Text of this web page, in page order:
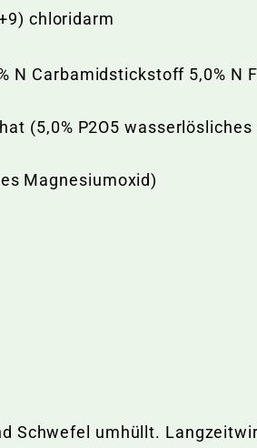
chloridarm
N Carbamidstickstoff 5,0% N
(5,0% P2O5 wasserlösliches
Magnesiumoxid)
Schwefel umhüllt.